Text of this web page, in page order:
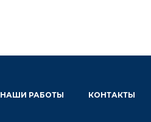
НАШИ РАБОТЫ КОНТАКТЫ